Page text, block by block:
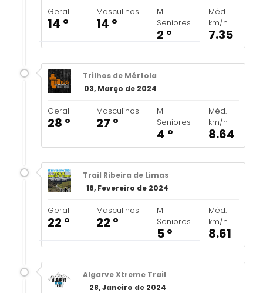
Geral
14 º
Masculinos
14 º
M
Seniores
2 º
Méd.
km/h
7.35
Trilhos de Mértola
03, Março de 2024
Geral
28 º
Masculinos
27 º
M
Seniores
4 º
Méd.
km/h
8.64
Trail Ribeira de Limas
18, Fevereiro de 2024
Geral
22 º
Masculinos
22 º
M
Seniores
5 º
Méd.
km/h
8.61
Algarve Xtreme Trail
28, Janeiro de 2024